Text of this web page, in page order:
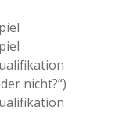
nicht?“)